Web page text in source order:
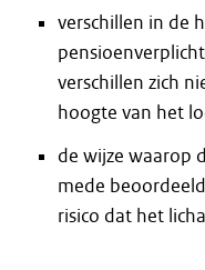
verschillen in de
verschillen zich
hoogte van het
de wijze waarop
mede
risico dat het